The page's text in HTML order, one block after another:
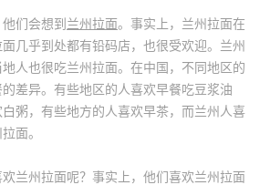
们会想到兰州拉面。事实上，兰州拉面在
几乎到处都有铅码店，也很受欢迎。兰州
人也很吃兰州拉面。在中国，不同地区的
差异。有些地区的人喜欢早餐吃豆浆油
粥，有些地方的人喜欢早茶，而兰州人喜
面。
兰州拉面呢？事实上，他们喜欢兰州拉面